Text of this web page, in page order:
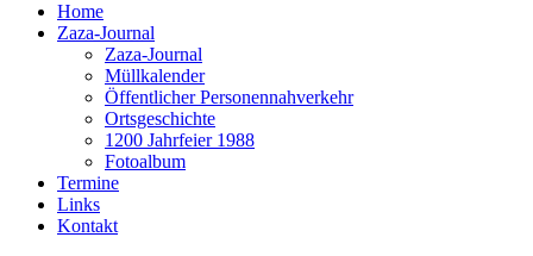
Home
Zaza-Journal
Zaza-Journal
Müllkalender
Öffentlicher Personennahverkehr
Ortsgeschichte
1200 Jahrfeier 1988
Fotoalbum
Termine
Links
Kontakt